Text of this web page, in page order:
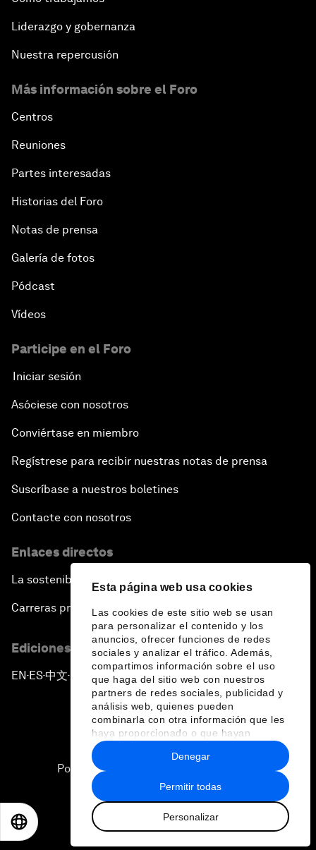
Esta página web usa cookies
Las cookies de este sitio web se usan
para personalizar el contenido y los
anuncios, ofrecer funciones de redes
sociales y analizar el tráfico. Además,
compartimos información sobre el uso
que haga del sitio web con nuestros
partners de redes sociales, publicidad y
análisis web, quienes pueden
combinarla con otra información que les
haya proporcionado o que hayan
recopilado a partir del uso que haya
hecho de sus servicios.
Permitir todas
Personalizar
Denegar
Liderazgo y gobernanza
Nuestra repercusión
Más información sobre el Foro
Centros
Reuniones
Partes interesadas
Historias del Foro
Notas de prensa
Galería de fotos
Pódcast
Vídeos
Participe en el Foro
Iniciar sesión
Asóciese con nosotros
Conviértase en miembro
Regístrese para recibir nuestras notas de prensa
Suscríbase a nuestros boletines
Contacte con nosotros
Enlaces directos
La sostenibilidad en el Foro
Carreras profesionales
Ediciones en otros idiomas
EN ▪ ES▪中文▪ 日本語
Política de privacidad y normas de uso
2026 Foro Económico Mundial